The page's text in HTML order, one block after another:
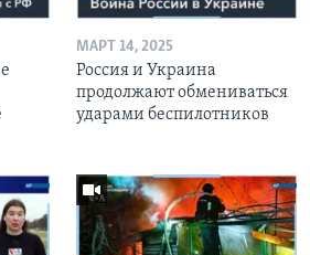
МАРТ 14, 2025
Россия и Украина
продолжают обмениваться
ударами беспилотников